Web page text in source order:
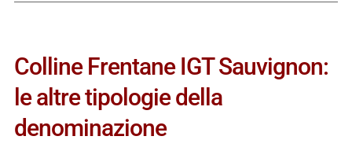
Colline Frentane IGT Sauvignon:
le altre tipologie della
denominazione